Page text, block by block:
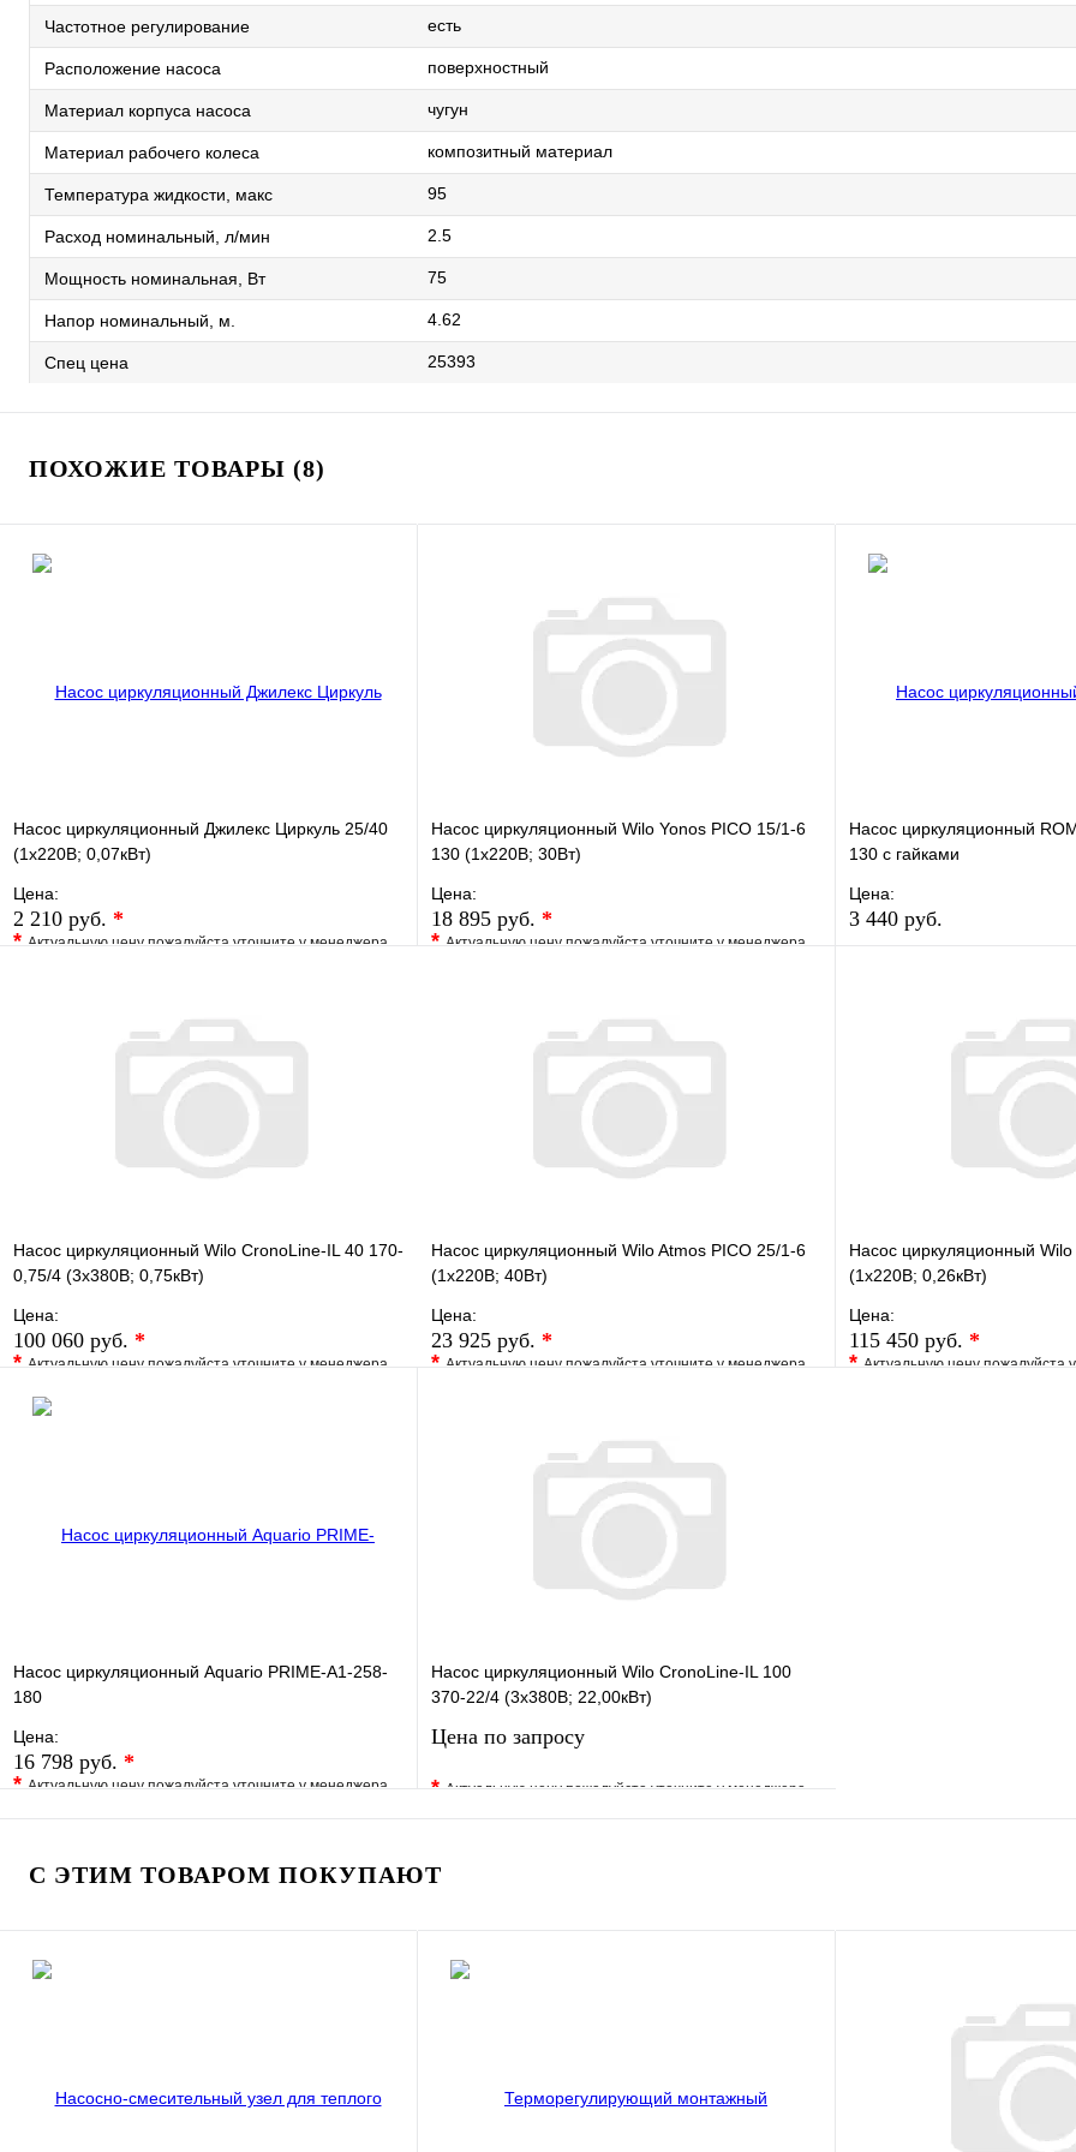
Частотное регулирование есть
Расположение насоса поверхностный
Материал корпуса насоса чугун
Материал рабочего колеса композитный материал
Температура жидкости, макс 95
Расход номинальный, л/мин 2.5
Мощность номинальная, Вт 75
Напор номинальный, м. 4.62
Спец цена 25393
ПОХОЖИЕ ТОВАРЫ (8)
Насос циркуляционный Джилекс Циркуль 25/40
(1х220В; 0,07кВт)
Цена:
2 210 руб. *
*Актуальную цену пожалуйста уточните у менеджера
В корзину
Насос циркуляционный Wilo Yonos PICO 15/1-6
130 (1х220В; 30Вт)
Цена:
18 895 руб. *
*Актуальную цену пожалуйста уточните у менеджера
В корзину
Насос циркуляционный
130 с гайками
Цена:
3 440 руб.
Насос циркуляционный Wilo CronoLine-IL 40 170-
0,75/4 (3х380В; 0,75кВт)
Цена:
100 060 руб. *
*Актуальную цену пожалуйста уточните у менеджера
В избранное
Насос циркуляционный Wilo Atmos PICO 25/1-6
(1х220В; 40Вт)
Цена:
23 925 руб. *
*Актуальную цену пожалуйста уточните у менеджера
В корзину
Насос циркуляционный
(1х220В; 0,26кВт)
Цена:
115 450 руб. *
*Актуальную цену пожалуйста
Насос циркуляционный Aquario PRIME-A1-258-
180
Цена:
16 798 руб. *
*Актуальную цену пожалуйста уточните у менеджера
В избранное Сравнение
В корзину
Насос циркуляционный Wilo CronoLine-IL 100
370-22/4 (3х380В; 22,00кВт)
Цена по запросу
*Актуальную цену пожалуйста уточните у менеджера
В избранное Сравнение
Запросить цену
С ЭТИМ ТОВАРОМ ПОКУПАЮТ